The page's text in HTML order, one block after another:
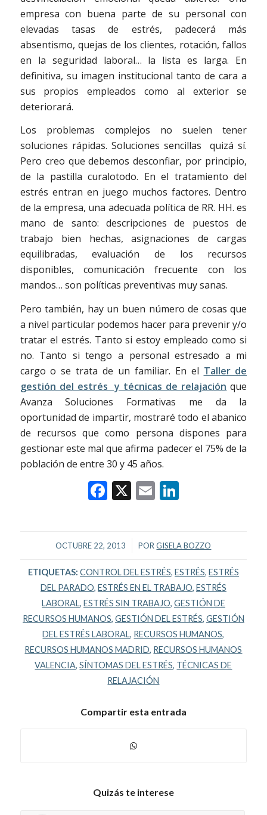
empresa con buena parte de su personal con
elevadas tasas de estrés, padecerá más
absentismo, quejas de los clientes, rotación, fallos
en la seguridad laboral… la lista es larga. En
definitiva, su imagen institucional tanto de cara a
sus propios empleados como al exterior se
deteriorará.
Los problemas complejos no suelen tener
soluciones rápidas. Soluciones sencillas quizá sí.
Pero creo que debemos desconfiar, por principio,
de la pastilla curalotodo. En el tratamiento del
estrés entran en juego muchos factores. Dentro
de la empresa, una adecuada política de RR. HH. es
mano de santo: descripciones de puestos de
trabajo bien hechas, asignaciones de cargas
equilibradas, evaluación de los recursos
disponibles, comunicación frecuente con los
mandos… son políticas preventivas muy sanas.
Pero también, hay un buen número de cosas que
a nivel particular podemos hacer para prevenir y/o
tratar el estrés. Tanto si estoy empleado como si
no. Tanto si tengo a personal estresado a mi
cargo o se trata de un familiar. En el Taller de
gestión del estrés y técnicas de relajación que
Avanza Soluciones Formativas me da la
oportunidad de impartir, mostraré todo el abanico
de recursos que como persona dispones para
gestionar este mal que afirma padecer el 75% de la
población de entre 30 y 45 años.
Facebook
X EmailLinkedIn
OCTUBRE 22, 2013
/ PORGISELA BOZZO
ETIQUETAS: CONTROL DEL ESTRÉS, ESTRÉS, ESTRÉS
DEL PARADO, ESTRÉS EN EL TRABAJO, ESTRÉS
LABORAL, ESTRÉS SIN TRABAJO, GESTIÓN DE
RECURSOS HUMANOS, GESTIÓN DEL ESTRÉS, GESTIÓN
DEL ESTRÉS LABORAL, RECURSOS HUMANOS,
RECURSOS HUMANOS MADRID, RECURSOS HUMANOS
VALENCIA,SÍNTOMAS DEL ESTRÉS, TÉCNICAS DE
RELAJACIÓN
Compartir esta entrada
Quizás te interese